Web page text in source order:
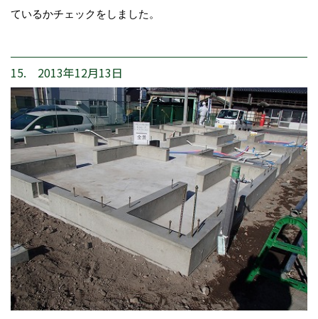
ているかチェックをしました。
15. 2013年12月13日